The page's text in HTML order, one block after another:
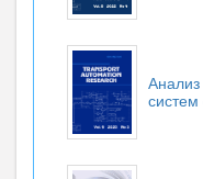
Анализ
систем